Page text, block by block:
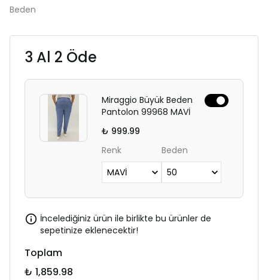
Beden
3 Al 2 Öde
Miraggio Büyük Beden
Pantolon 99968 MAVİ
₺ 999.99
Renk
Beden
İncelediğiniz ürün ile birlikte bu ürünler de
sepetinize eklenecektir!
Toplam
₺ 1,859.98